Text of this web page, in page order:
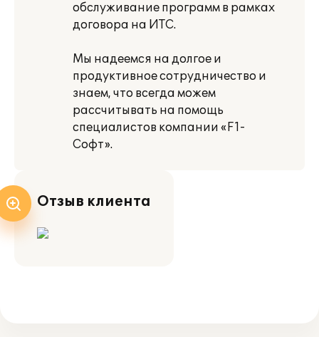
обслуживание программ в рамках
договора на ИТС.
Мы надеемся на долгое и
продуктивное сотрудничество и
знаем, что всегда можем
рассчитывать на помощь
специалистов компании «F1-
Софт».
Отзыв клиента